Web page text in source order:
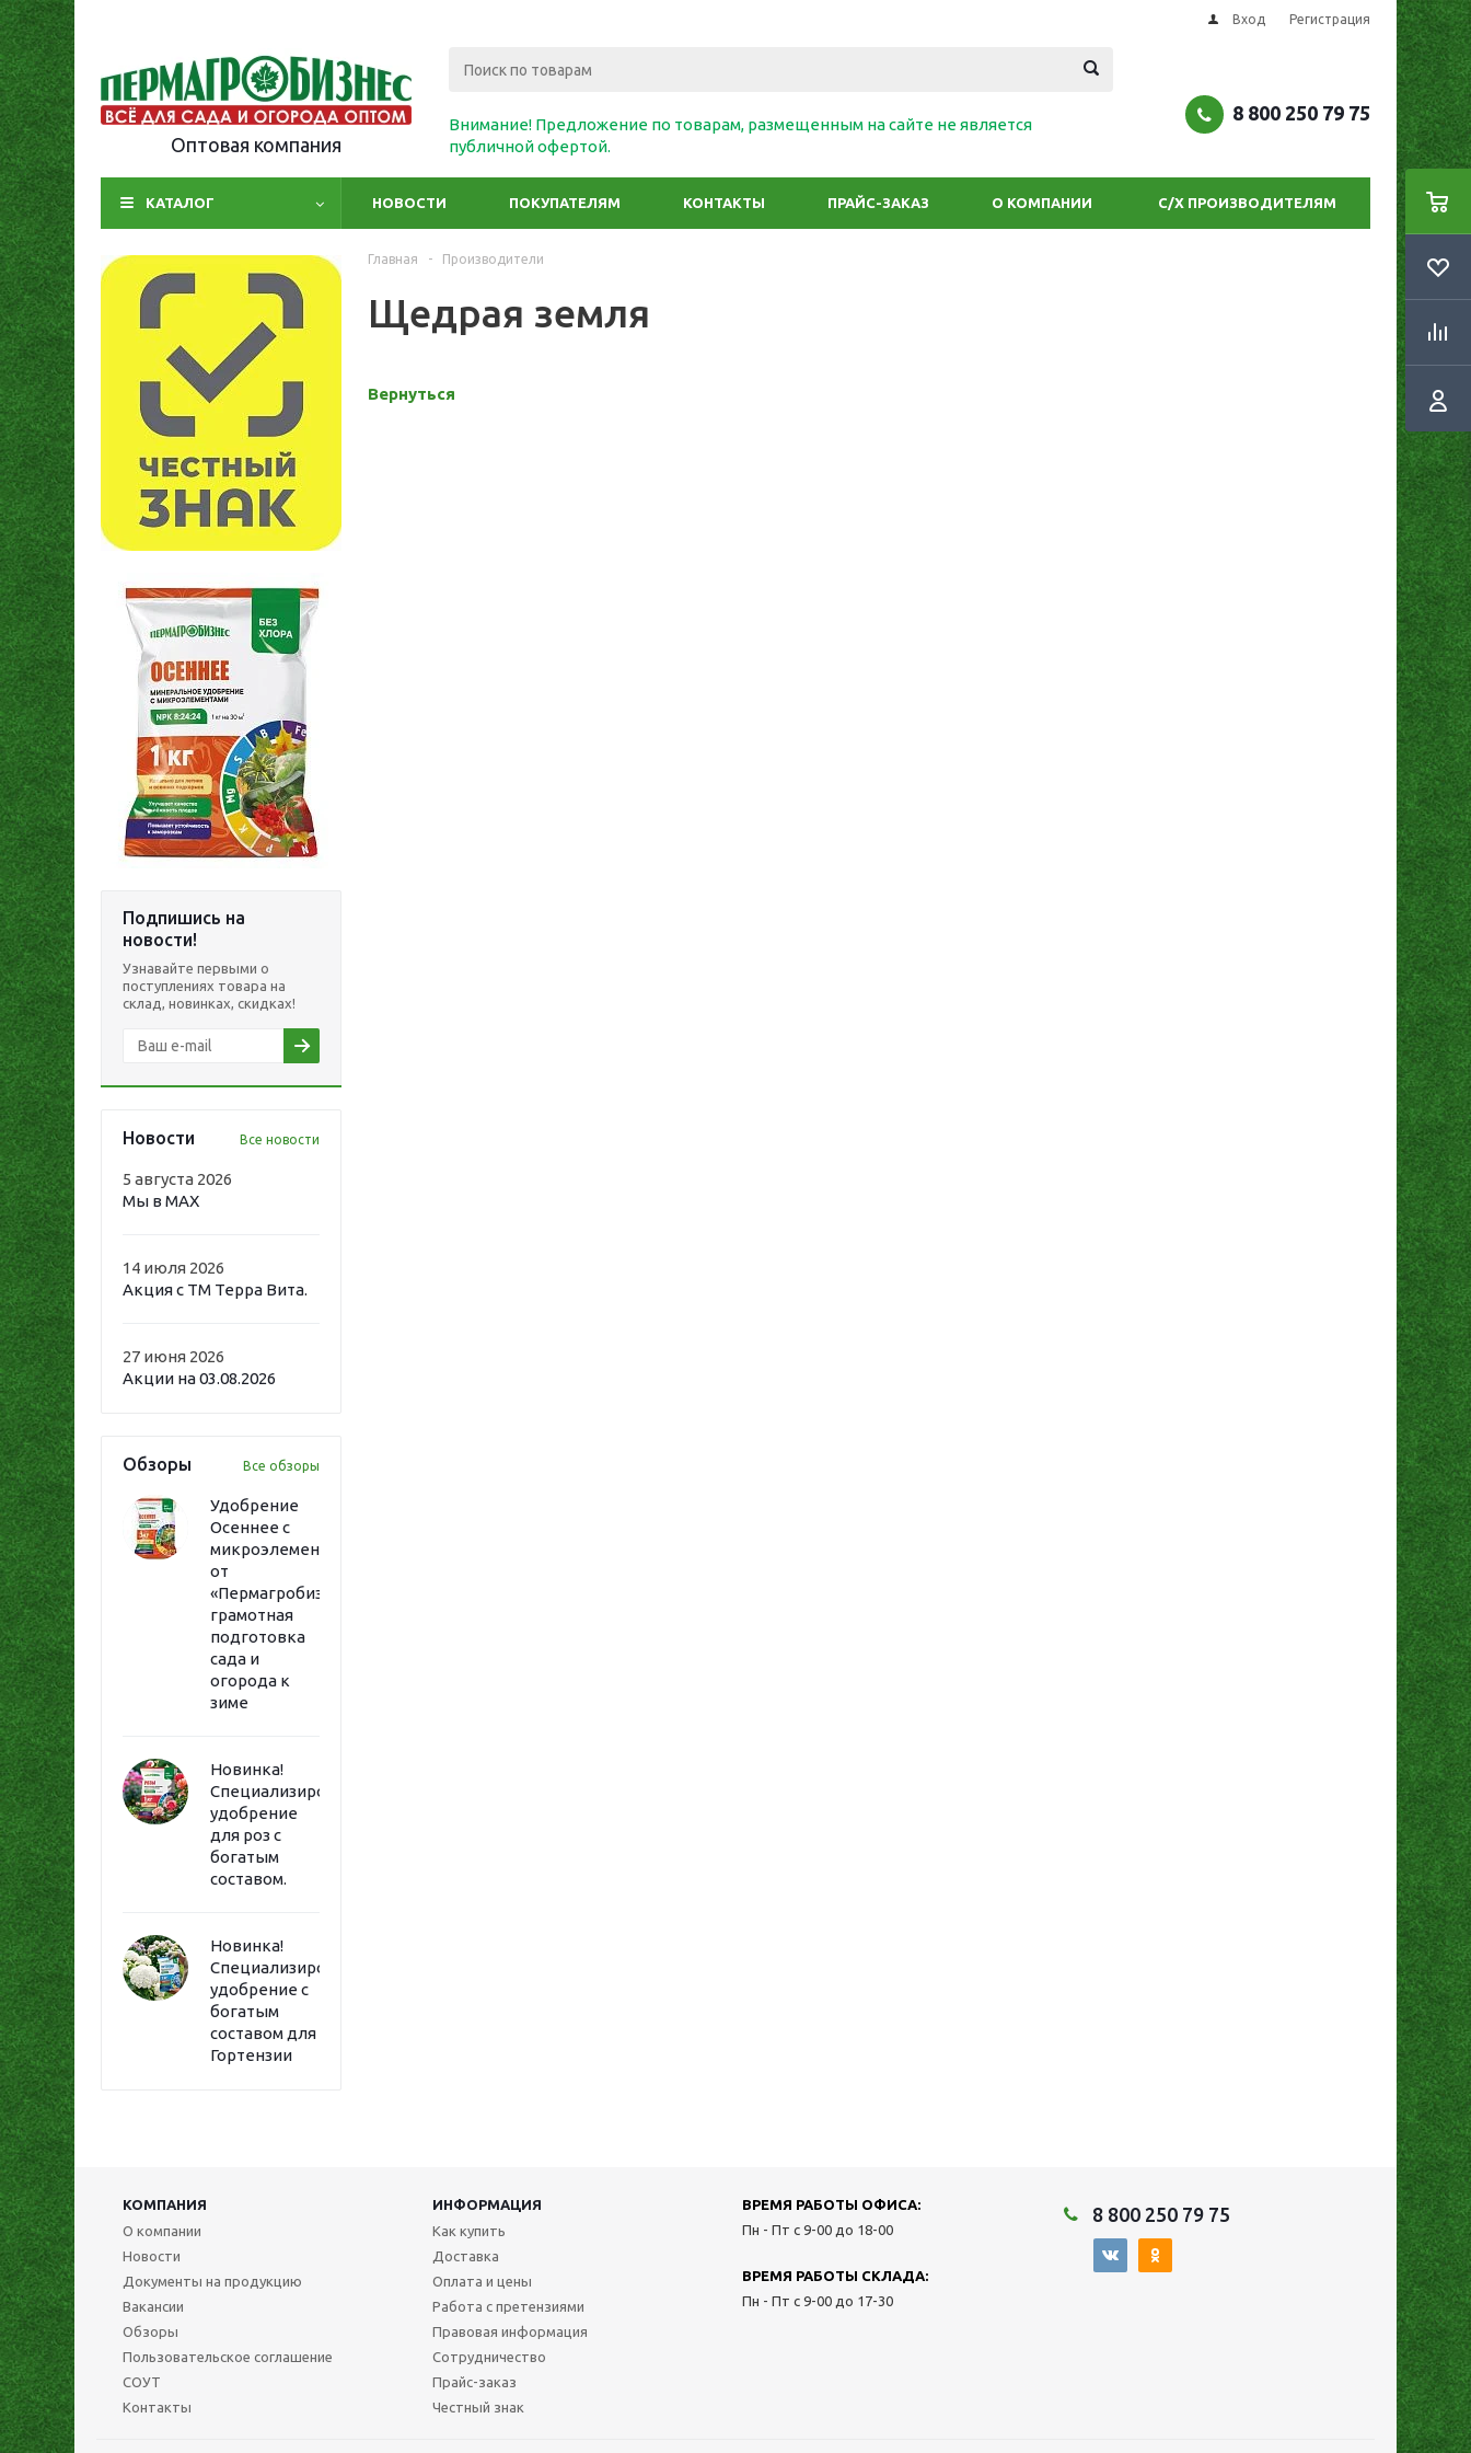
Вход Регистрация
Оптовая компания
Внимание! Предложение по товарам, размещенным на сайте не является
публичной офертой.
8 800 250 79 75
КАТАЛОГ НОВОСТИ ПОКУПАТЕЛЯМ КОНТАКТЫ ПРАЙС-ЗАКАЗ О КОМПАНИИ С/Х ПРОИЗВОДИТЕЛЯМ
Подпишись на
новости!
Узнавайте первыми о
поступлениях товара на
склад, новинках, скидках!
Новости Все новости
5 августа 2026
Мы в MAX
14 июля 2026
Акция с ТМ Терра Вита.
27 июня 2026
Акции на 03.08.2026
Обзоры Все обзоры
Удобрение
Осеннее с
микроэлементами
от
«Пермагробизнес»:
грамотная
подготовка
сада и
огорода к
зиме
Новинка!
Специализированное
удобрение
для роз с
богатым
составом.
Новинка!
Специализированное
удобрение с
богатым
составом для
Гортензии
Главная - Производители
Щедрая земля
Вернуться
КОМПАНИЯ
ИНФОРМАЦИЯ
О компании
Новости
Документы на продукцию
Вакансии
Обзоры
Пользовательское соглашение
СОУТ
Контакты
Как купить
Доставка
Оплата и цены
Работа с претензиями
Правовая информация
Сотрудничество
Прайс-заказ
Честный знак
ВРЕМЯ РАБОТЫ ОФИСА:
Пн - Пт с 9-00 до 18-00
ВРЕМЯ РАБОТЫ СКЛАДА:
Пн - Пт с 9-00 до 17-30
8 800 250 79 75